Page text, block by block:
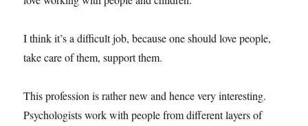
I think it’s a difficult job, because one should love people,
take care of them, support them.
This profession is rather new and hence very interesting.
Psychologists work with people from different layers of